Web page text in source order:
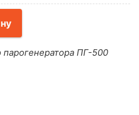
парогенератора ПГ-500